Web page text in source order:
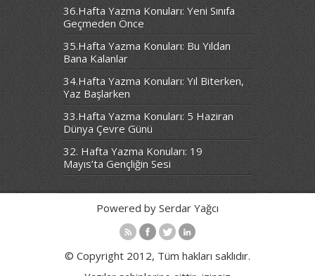
36.Hafta Yazma Konuları: Yeni Sınıfa
Geçmeden Önce
35.Hafta Yazma Konuları: Bu Yıldan
Bana Kalanlar
34.Hafta Yazma Konuları: Yıl Biterken,
Yaz Başlarken
33.Hafta Yazma Konuları: 5 Haziran
Dünya Çevre Günü
32. Hafta Yazma Konuları: 19
Mayıs’ta Gençliğin Sesi
Powered by Serdar Yağcı
© Copyright 2012, Tüm hakları saklıdır.